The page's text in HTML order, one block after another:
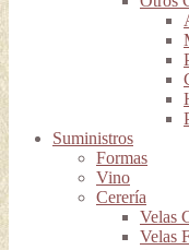
Suministros
Formas
Vino
Cerería
Velas
Velas